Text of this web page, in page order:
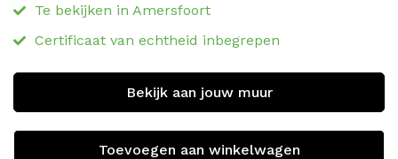
Te bekijken in Amersfoort
Certificaat van echtheid inbegrepen
Bekijk aan jouw muur
Toevoegen aan winkelwagen